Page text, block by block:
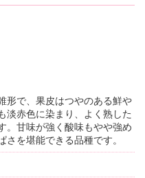
形で、果皮はつやのある鮮や
淡赤色に染まり、よく熟した
。甘味が強く酸味もやや強め
を堪能できる品種です。